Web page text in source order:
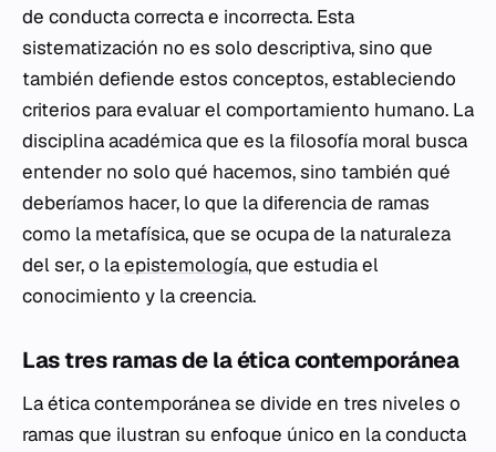
de conducta correcta e incorrecta. Esta
sistematización no es solo descriptiva, sino que
también defiende estos conceptos, estableciendo
criterios para evaluar el comportamiento humano. La
disciplina académica que es la filosofía moral busca
entender no solo qué hacemos, sino también qué
deberíamos hacer, lo que la diferencia de ramas
como la metafísica, que se ocupa de la naturaleza
del ser, o laepistemología, que estudia el
conocimiento y la creencia.
Las tres ramas de la ética contemporánea
La ética contemporánea se divide en tres niveles o
ramas que ilustran su enfoque único en la conducta